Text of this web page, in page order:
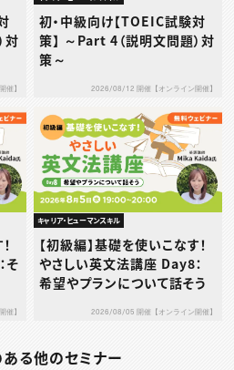
対
催】
初・中級向け【TOEIC試験対
策】 ～Part 4（説明文問題）対
策～
2026/08/12 開催【オンライン開催】
そ
催】
キャリア・ヒューマンスキル
【初級編】基礎を使いこなす！
やさしい英文法講座 Day8：
希望やプランについて話そう
2026/08/05 開催【オンライン開催】
る他のセミナー